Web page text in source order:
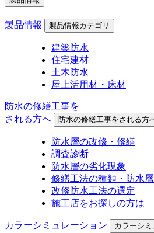
製品情報 製品情報カテゴリ
建築防水
住宅建材
土木防水
屋上活用材・床材
防水の修繕工事を
される方へ
防水の修繕工事をされる方
防水層の改修・修繕
調査診断
防水層の劣化現象
修繕工法の種類・防水
改修防水工法の選定
施工店をお探しの方は
カラーシミュレーション カラーシ